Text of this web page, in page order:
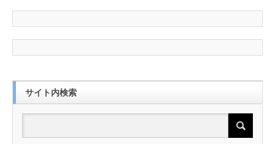
サイト内検索